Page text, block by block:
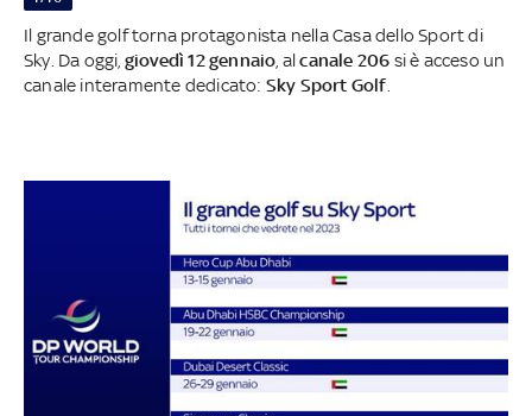
Il grande golf torna protagonista nellaCasa dello Sport di
Sky. Da oggi, giovedì 12 gennaio , alcanale 206 si è acceso un
canale interamente dedicato: Sky Sport Golf.